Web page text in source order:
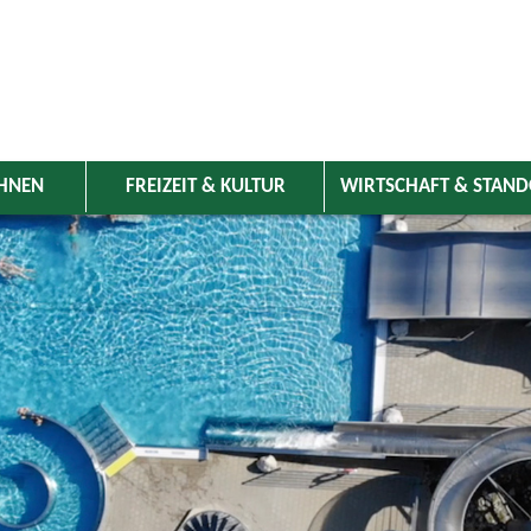
FREIZEIT & KULTUR WIRTSCHAFT &